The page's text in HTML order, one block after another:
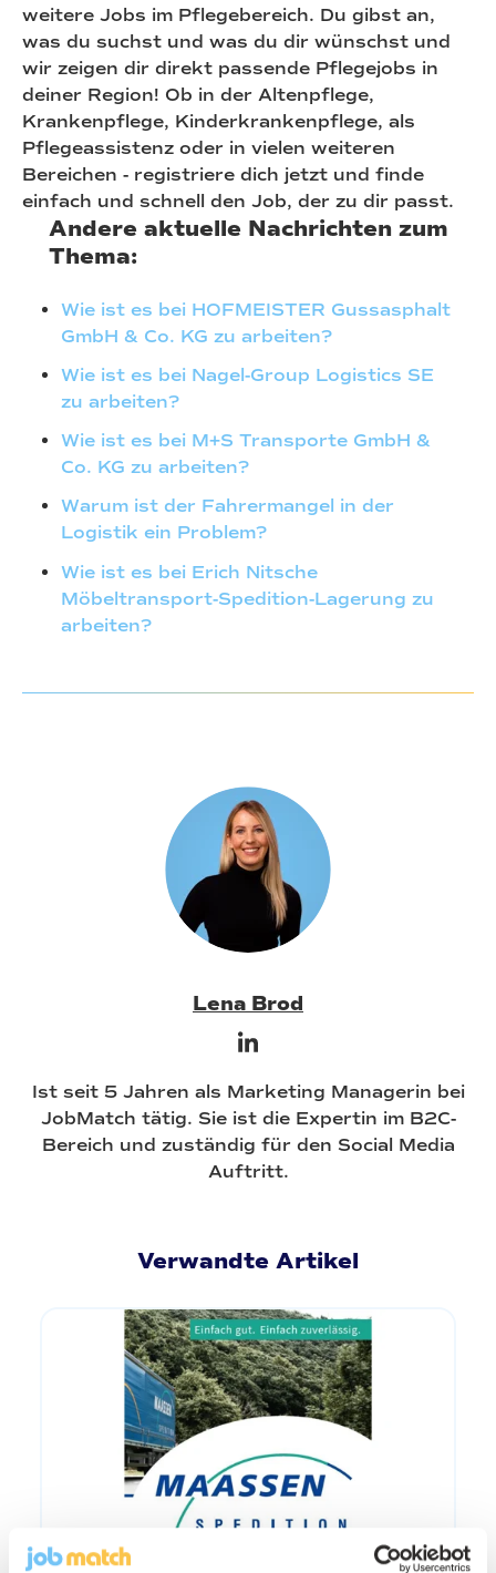
weitere Jobs im Pflegebereich. Du gibst an,
was du suchst und was du dir wünschst und
wir zeigen dir direkt passende Pflegejobs in
deiner Region! Ob in der Altenpflege,
Krankenpflege, Kinderkrankenpflege, als
Pflegeassistenz oder in vielen weiteren
Bereichen - registriere dich jetzt und finde
einfach und schnell den Job, der zu dir passt.
Andere aktuelle Nachrichten zum
Thema:
Wie ist es bei HOFMEISTER Gussasphalt
GmbH & Co. KG zu arbeiten?
Wie ist es bei Nagel-Group Logistics SE
zu arbeiten?
Wie ist es bei M+S Transporte GmbH &
Co. KG zu arbeiten?
Warum ist der Fahrermangel in der
Logistik ein Problem?
Wie ist es bei Erich Nitsche
Möbeltransport-Spedition-Lagerung zu
arbeiten?
Lena Brod
Ist seit 5 Jahren als Marketing Managerin bei
JobMatch tätig. Sie ist die Expertin im B2C-
Bereich und zuständig für den Social Media
Auftritt.
Verwandte Artikel